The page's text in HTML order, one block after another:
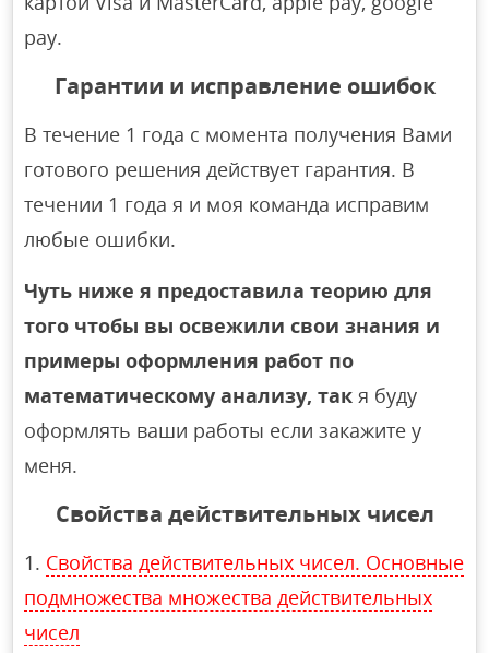
pay.
Гарантии и исправление ошибок
В течение 1 года с момента получения Вами
готового решения действует гарантия. В
течении 1 года я и моя команда исправим
любые ошибки.
Чуть ниже я предоставила теорию для
того чтобы вы освежили свои знания и
примеры оформления работ по
математическому анализу, такя буду
оформлять ваши работы если закажите у
меня.
Свойства действительных чисел
Свойства действительных чисел. Основные
подмножества множества действительных
чисел